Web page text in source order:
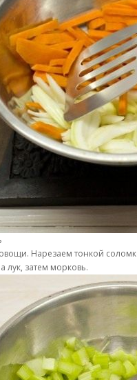
Нарезаем тонкой
лук, затем морковь.